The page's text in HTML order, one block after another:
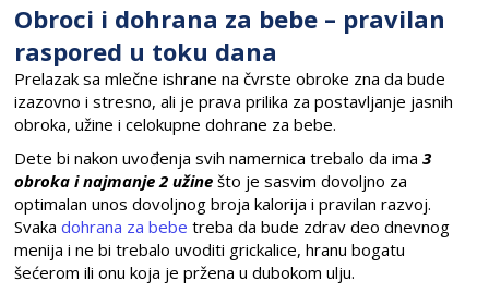
Obroci i dohrana za bebe – pravilan
raspored u toku dana
Prelazak sa mlečne ishrane na čvrste obroke zna da bude
izazovno i stresno, ali je prava prilika za postavljanje jasnih
obroka, užine i celokupne dohrane za bebe.
Dete bi nakon uvođenja svih namernica trebalo da ima3
obroka i najmanje 2 užine što je sasvim dovoljno za
optimalan unos dovoljnog broja kalorija i pravilan razvoj.
Svakadohrana za bebe treba da bude zdrav deo dnevnog
menija i ne bi trebalo uvoditi grickalice, hranu bogatu
šećerom ili onu koja je pržena u dubokom ulju.